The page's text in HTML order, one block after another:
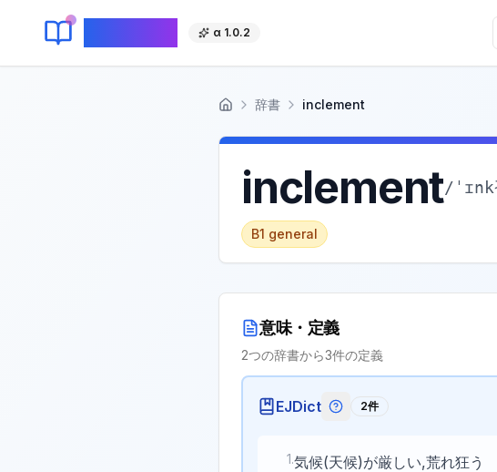
α 1.0.2
ホーム 辞書 inclement
inclement/
B1 general
意味・定義
2つの辞書から3件の定義
EJDict EJDictの記号説明
2件
1.気候(天候)が厳しい,荒れ狂う